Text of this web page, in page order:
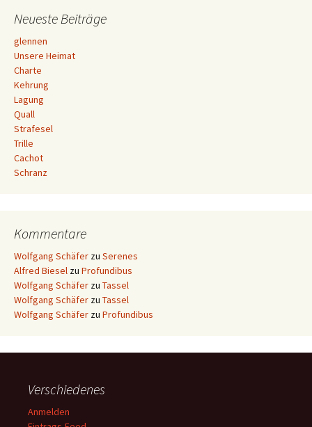
Neueste Beiträge
glennen
Unsere Heimat
Charte
Kehrung
Lagung
Quall
Strafesel
Trille
Cachot
Schranz
Kommentare
Wolfgang Schäfer zu Serenes
Alfred Biesel zu Profundibus
Wolfgang Schäfer zu Tassel
Wolfgang Schäfer zu Tassel
Wolfgang Schäfer zu Profundibus
Verschiedenes
Anmelden